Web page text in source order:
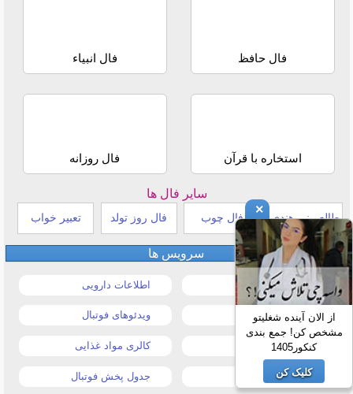
فال حافظ فال انبیاء
استخاره با قرآن فال روزانه
سایر فال ها
طالع بینی هندی فال چوب فال روز تولد تعبیر خواب
سرویس ها
قیمت خودرو اطلاعات دارویی
قیمت طلا و سکه ویدئوهای فوتبال
قیمت دلار کالری مواد غذایی
قیمت موبایل جدول پخش فوتبال
×
از الان آینده شغلیتو
مشخص کن! جمع بندی
کنکور1405
کلیک کن